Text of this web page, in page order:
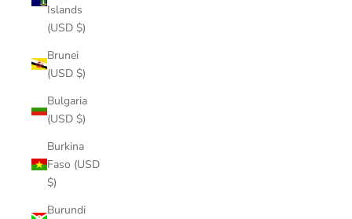
Islands
(USD $)
Brunei
(USD $)
Bulgaria
(USD $)
Burkina
Faso (USD
$)
Burundi